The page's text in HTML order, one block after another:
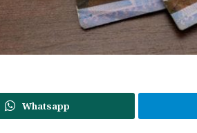
Whatsapp